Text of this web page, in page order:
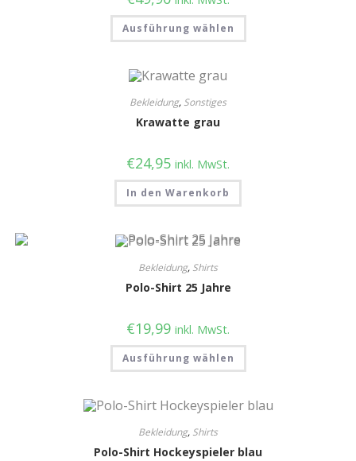
Ausführung wählen
Bekleidung, Sonstiges
Krawatte grau
€24,95 inkl. MwSt.
In den Warenkorb
Bekleidung, Shirts
Polo-Shirt 25 Jahre
€19,99 inkl. MwSt.
Ausführung wählen
Bekleidung, Shirts
Polo-Shirt Hockeyspieler blau